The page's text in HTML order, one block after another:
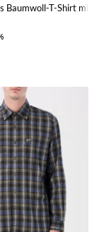
Baumwoll-T-Shirt mit